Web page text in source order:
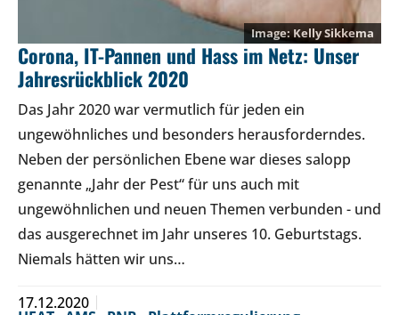
Kelly Sikkema
Corona, IT-Pannen und Hass im Netz: Unser
Jahresrückblick 2020
Das Jahr 2020 war vermutlich für jeden ein
ungewöhnliches und besonders herausforderndes.
Neben der persönlichen Ebene war dieses salopp
genannte „Jahr der Pest“ für uns auch mit
ungewöhnlichen und neuen Themen verbunden - und
das ausgerechnet im Jahr unseres 10. Geburtstags.
Niemals hätten wir uns…
17.12.2020